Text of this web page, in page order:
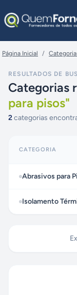
Página Inicial /
RESULTADOS DE
Categorias
para pisos"
2categorias
CATEGORIA
Abrasivos para